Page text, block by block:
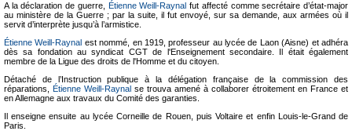
A la déclaration de guerre, Étienne Weill-Raynal fut affecté comme secrétaire d’état-major
au ministère de la Guerre ; par la suite, il fut envoyé, sur sa demande, aux armées où il
servit d’interprète jusqu’à l’armistice.
Étienne Weill-Raynal est nommé, en 1919, professeur au lycée de Laon (Aisne) et adhéra
dès sa fondation au syndicat CGT de l'Enseignement secondaire. Il était également
membre de la Ligue des droits de l'Homme et du citoyen.
Détaché de l’Instruction publique à la délégation française de la commission des
réparations, Étienne Weill-Raynal se trouva amené à collaborer étroitement en France et
en Allemagne aux travaux du Comité des garanties.
Il enseigne ensuite au lycée Corneille de Rouen, puis Voltaire et enfin Louis-le-Grand de
Paris.